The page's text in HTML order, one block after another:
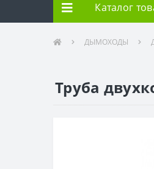
Каталог
ДЫМОХОДЫ
Труба